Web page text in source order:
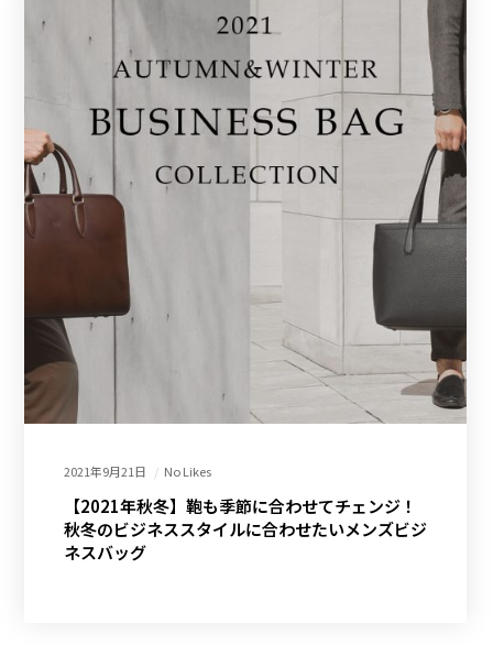
2021年9月21日 No Likes
【2021年秋冬】鞄も季節に合わせてチェンジ！
秋冬のビジネススタイルに合わせたいメンズビジ
ネスバッグ